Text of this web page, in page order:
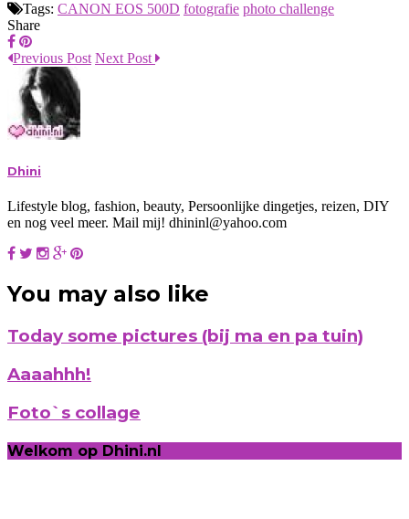
Tags: CANON EOS 500D fotografie photo challenge
Share
Previous Post Next Post
Dhini
Lifestyle blog, fashion, beauty, Persoonlijke dingetjes, reizen, DIY
en nog veel meer. Mail mij! dhininl@yahoo.com
You may also like
Today some pictures (bij ma en pa tuin)
Aaaahhh!
Foto`s collage
Welkom op Dhini.nl